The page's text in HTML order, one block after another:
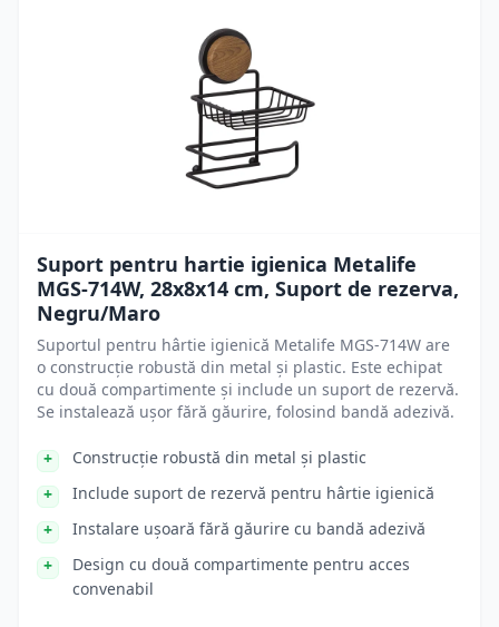
Suport pentru hartie igienica Metalife
MGS-714W, 28x8x14 cm, Suport de rezerva,
Negru/Maro
Suportul pentru hârtie igienică Metalife MGS-714W are
o construcție robustă din metal și plastic. Este echipat
cu două compartimente și include un suport de rezervă.
Se instalează ușor fără găurire, folosind bandă adezivă.
Construcție robustă din metal și plastic
Include suport de rezervă pentru hârtie igienică
Instalare ușoară fără găurire cu bandă adezivă
Design cu două compartimente pentru acces
convenabil